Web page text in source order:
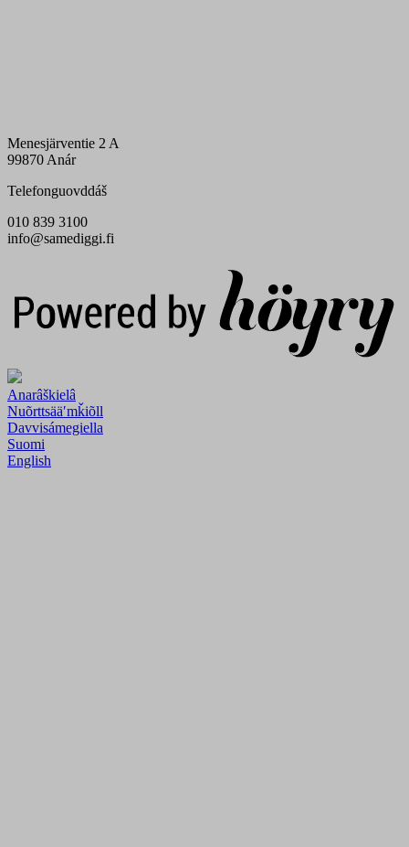
Menesjärventie 2 A
99870 Anár
Telefonguovddáš
010 839 3100
info@samediggi.fi
Anarâškielâ
Nuõrttsääʹmǩiõll
Davvisámegiella
Suomi
English